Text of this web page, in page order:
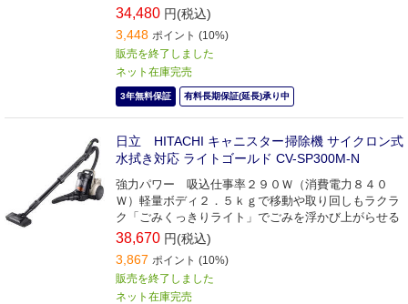
34,480 円(税込)
3,448 ポイント (10%)
販売を終了しました
ネット在庫完売
3年無料保証 有料長期保証(延長)承り中
日立 HITACHI キャニスター掃除機 サイクロン式
水拭き対応 ライトゴールド CV-SP300M-N
強力パワー 吸込仕事率２９０Ｗ（消費電力８４０
Ｗ）軽量ボディ２．５ｋｇで移動や取り回しもラクラ
ク「ごみくっきりライト」でごみを浮かび上がらせる
38,670 円(税込)
3,867 ポイント (10%)
販売を終了しました
ネット在庫完売